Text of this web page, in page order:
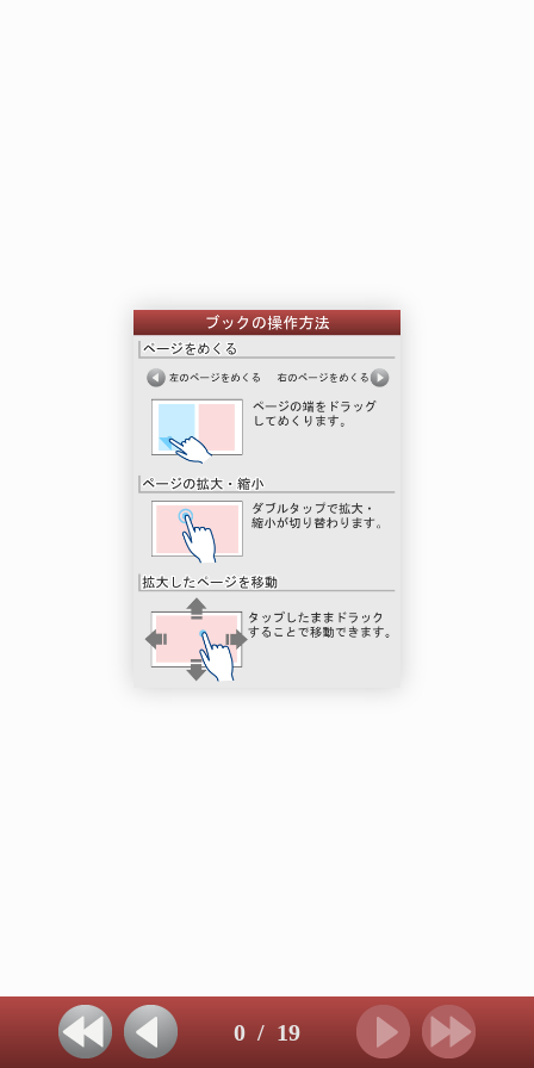
0 / 19